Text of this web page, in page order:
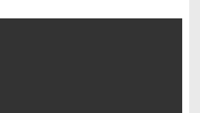
din Ucraina va perturba
prin Marea Neagră.